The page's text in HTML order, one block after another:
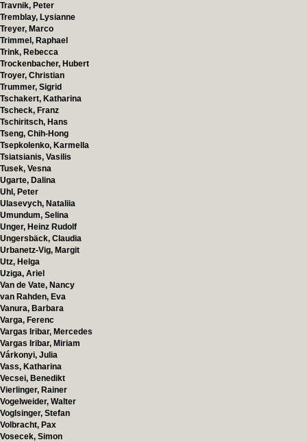
Travnik, Peter
Tremblay, Lysianne
Treyer, Marco
Trimmel, Raphael
Trink, Rebecca
Trockenbacher, Hubert
Troyer, Christian
Trummer, Sigrid
Tschakert, Katharina
Tscheck, Franz
Tschiritsch, Hans
Tseng, Chih-Hong
Tsepkolenko, Karmella
Tsiatsianis, Vasilis
Tusek, Vesna
Ugarte, Dalina
Uhl, Peter
Ulasevych, Nataliia
Umundum, Selina
Unger, Heinz Rudolf
Ungersbäck, Claudia
Urbanetz-Vig, Margit
Utz, Helga
Uziga, Ariel
Van de Vate, Nancy
van Rahden, Eva
Vanura, Barbara
Varga, Ferenc
Vargas Iribar, Mercedes
Vargas Iribar, Miriam
Várkonyi, Julia
Vass, Katharina
Vecsei, Benedikt
Vierlinger, Rainer
Vogelweider, Walter
Voglsinger, Stefan
Volbracht, Pax
Vosecek, Simon